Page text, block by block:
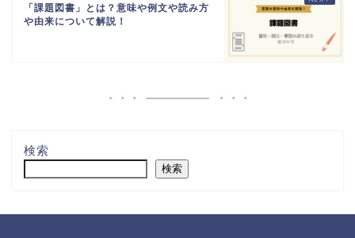
「課題図書」とは？意味や例文や読み方
や由来について解説！
検索
検索